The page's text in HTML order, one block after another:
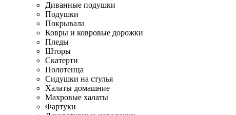
Диванные подушки
Подушки
Покрывала
Ковры и ковровые дорожки
Пледы
Шторы
Скатерти
Полотенца
Сидушки на стулья
Халаты домашние
Махровые халаты
Фартуки